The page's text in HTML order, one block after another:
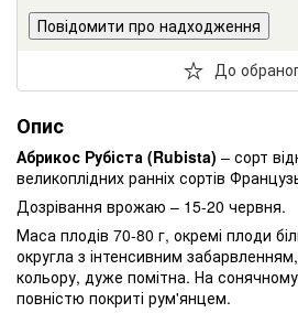
Повідомити про надходження
До
Опис
Абрикос Рубіста (Rubista) – сорт
великоплідних ранніх сортів
Дозрівання врожаю – 15-20 червня.
Маса плодів 70-80 г, окремі плоди
округла з інтенсивним
кольору, дуже помітна. На
повністю покриті рум'янцем.